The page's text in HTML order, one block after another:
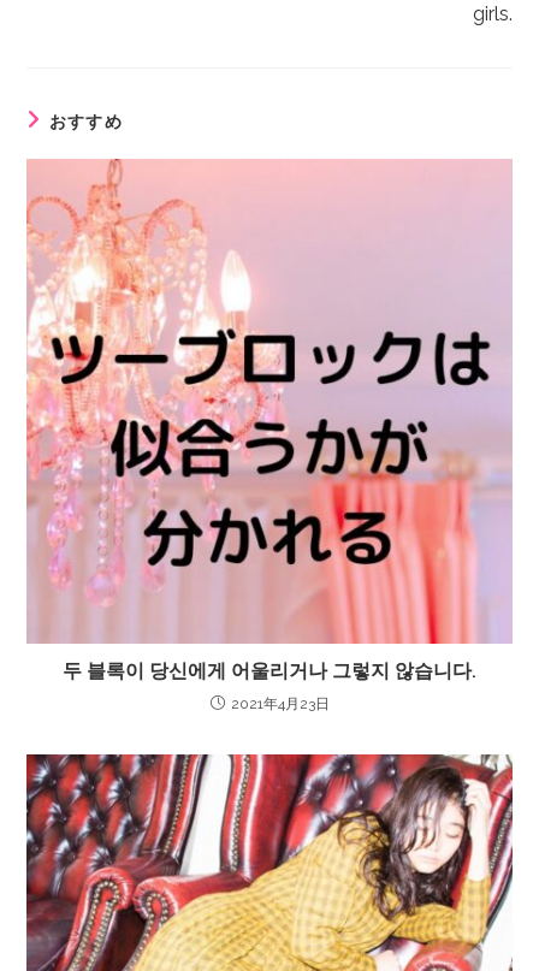
girls.
おすすめ
두 블록이 당신에게 어울리거나 그렇지 않습니다.
2021年4月23日